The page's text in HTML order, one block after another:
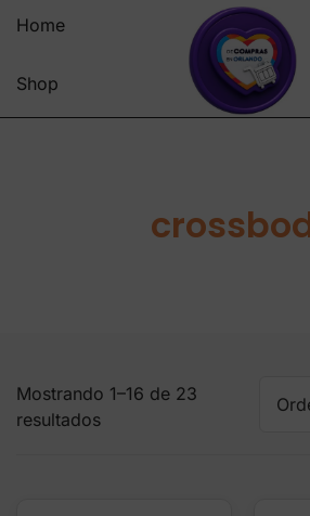
Home
Shop
Mostrando 1–16 de 23
resultados